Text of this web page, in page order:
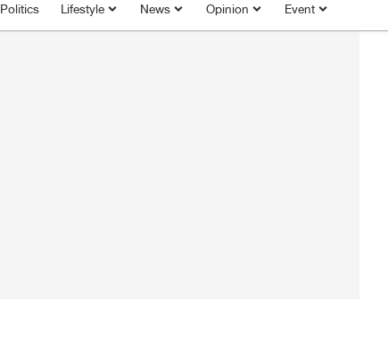
Politics Lifestyle News Opinion Event